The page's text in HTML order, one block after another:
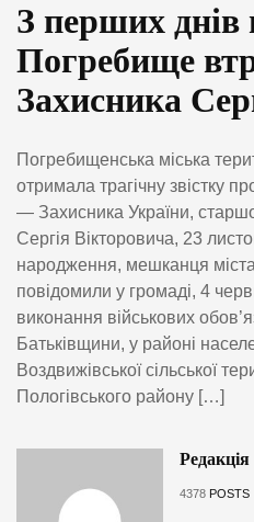
З перших днів
Погребище
Захисника
Погребищенська міська
отримала трагічну звістку
— Захисника України,
Сергія Вікторовича, 23
народження, мешканця
повідомили у громаді, 4
виконання військових
Батьківщини, у районі
Воздвижівської сільської
Пологівського району […]
Редакція
4378 POSTS